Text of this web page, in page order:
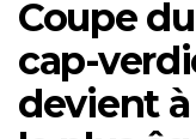
Coupe
cap-
devient